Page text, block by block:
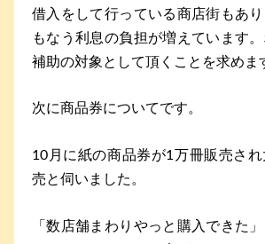
借入をして行っている商店街もあ
もなう利息の負担が増えています
補助の対象として頂くことを求めま
次に商品券についてです。
10月に紙の商品券が1万冊販売さ
売と伺いました。
「数店舗まわりやっと購入できた